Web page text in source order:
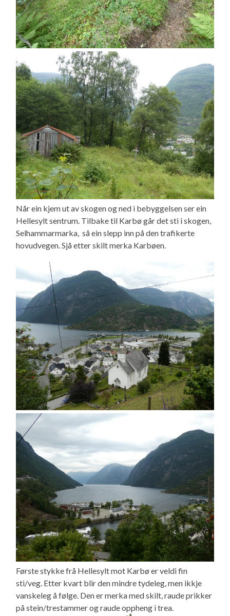
Når ein kjem ut av skogen og ned i bebyggelsen ser ein
Hellesylt sentrum. Tilbake til Karbø går det sti i skogen,
Selhammarmarka, så ein slepp inn på den trafikerte
hovudvegen. Sjå etter skilt merka Karbøen.
Første stykke frå Hellesylt mot Karbø er veldi fin
sti/veg. Etter kvart blir den mindre tydeleg, men ikkje
vanskeleg å følge. Den er merka med skilt, raude prikker
på stein/trestammer og raude oppheng i trea.